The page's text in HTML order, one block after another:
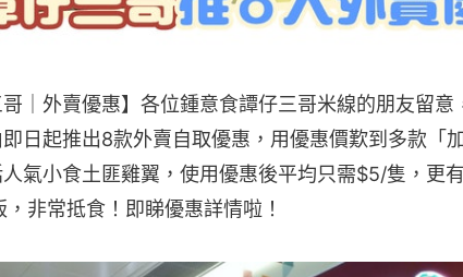
哥｜外賣優惠】各位鍾意食譚仔三哥米線的朋友留意
日起推出8款外賣自取優惠，用優惠價歎到多款「
氣小食土匪雞翼，使用優惠後平均只需$5/隻，更
，非常抵食！即睇優惠詳情啦！